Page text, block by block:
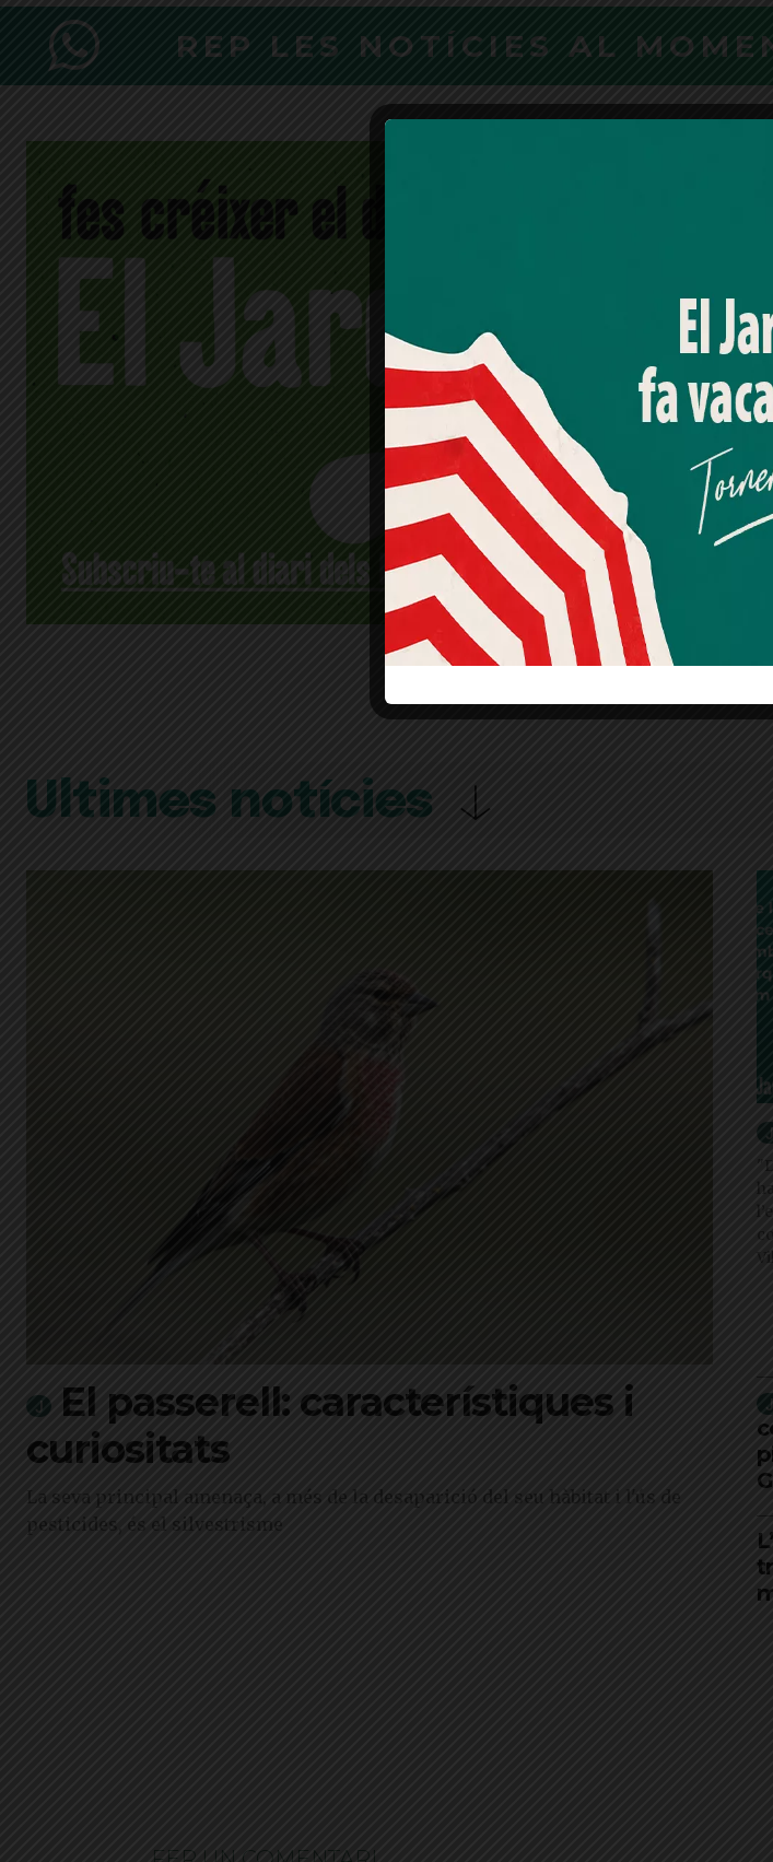
REP LES NOTÍCIES AL
Últimes notícies
El passerell: característiques i
curiositats
La seva principal amenaça, a més de la desaparició del seu hàbitat i l'ús de
pesticides, és el silvestrisme
Amb el seu acord, nosaltres fem
tecnologies similars per
processar dades personals com
web. Pot retirar el seu
processament de dades basat en
qualsevol moment fent clic a
nostra Política de privacitat en
"acceptar" dones el teu
Més informació
Quan l’usuari crea un compte al
consentiment explícit per
informatives relacionades
consentiment pot ser revocat
mitjançant l’enllaç de baixa